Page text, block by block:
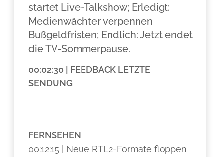
startet Live-Talkshow; Erledigt:
Medienwächter verpennen
Bußgeldfristen; Endlich: Jetzt endet
die TV-Sommerpause.
00:02:30 | FEEDBACK LETZTE
SENDUNG
FERNSEHEN
00:12:15 | Neue RTL2-Formate floppen